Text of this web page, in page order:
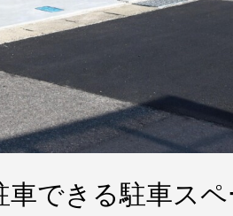
できる駐車ス